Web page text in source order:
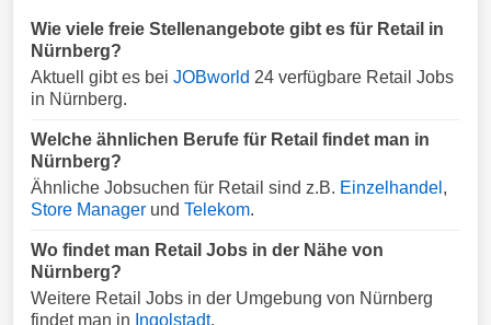
Wie viele freie Stellenangebote gibt es für Retail in
Nürnberg?
Aktuell gibt es bei JOBworld 24 verfügbare Retail Jobs
in Nürnberg.
Welche ähnlichen Berufe für Retail findet man in
Nürnberg?
Ähnliche Jobsuchen für Retail sind z.B. Einzelhandel ,
Store Manager und Telekom.
Wo findet man Retail Jobs in der Nähe von
Nürnberg?
Weitere Retail Jobs in der Umgebung von Nürnberg
findet man in Ingolstadt.